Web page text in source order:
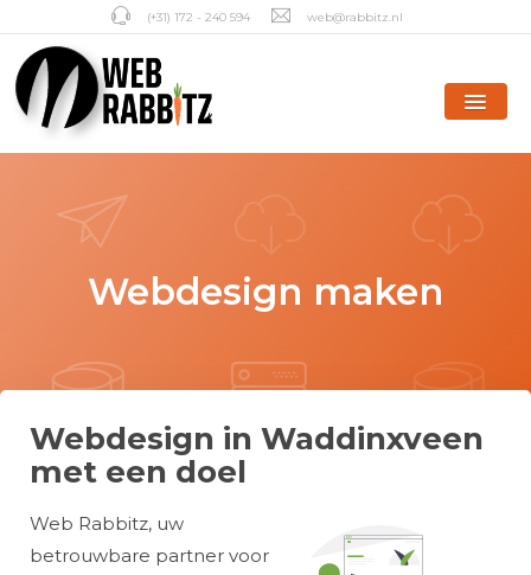
(+31) 172 - 240 594 web@rabbitz.nl
Webdesign maken
Webdesign in Waddinxveen
met een doel
Web Rabbitz, uw
betrouwbare partner voor